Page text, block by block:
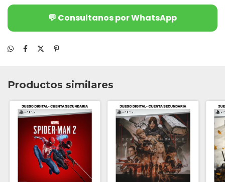
💬 Consultanos por WhatsApp
Productos similares